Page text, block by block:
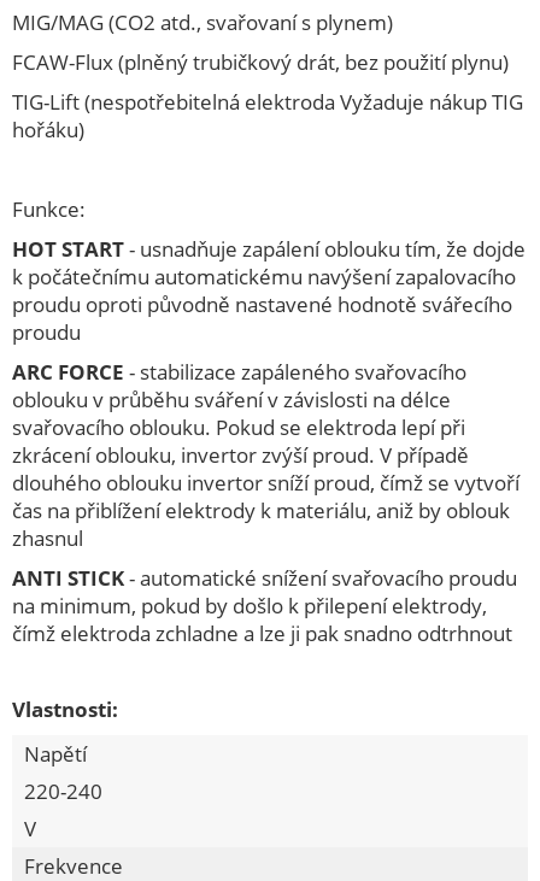
Lasery
Magnety úhlové
Míchačky na beton
Míchadla
Nabíječky baterií
Náhradní díly
Navijáky
Navijáky na hadice
Nůžky na plech
Odlučovače kondenzátu
Ostatní brusky
Ostřičky
Pásové brusky
Pila na řezání kovů
Pily ocasky
Pistole na montážní pěnu
Plotostřihy
Pneumatické nářadí
Pokosové pily
Přímočaré pily
MIG/MAG (CO2 atd., svařovaní s plynem)
FCAW-Flux (plněný trubičkový drát, bez použití plynu)
TIG-Lift (nespotřebitelná elektroda Vyžaduje nákup TIG
hořáku)
Funkce:
HOT START- usnadňuje zapálení oblouku tím, že dojde
k počátečnímu automatickému navýšení zapalovacího
proudu oproti původně nastavené hodnotě svářecího
proudu
ARC FORCE - stabilizace zapáleného svařovacího
oblouku v průběhu sváření v závislosti na délce
svařovacího oblouku. Pokud se elektroda lepí při
zkrácení oblouku, invertor zvýší proud. V případě
dlouhého oblouku invertor sníží proud, čímž se vytvoří
čas na přiblížení elektrody k materiálu, aniž by oblouk
zhasnul
ANTI STICK- automatické snížení svařovacího proudu
na minimum, pokud by došlo k přilepení elektrody,
čímž elektroda zchladne a lze ji pak snadno odtrhnout
Vlastnosti:
Napětí
220-240
V
Frekvence